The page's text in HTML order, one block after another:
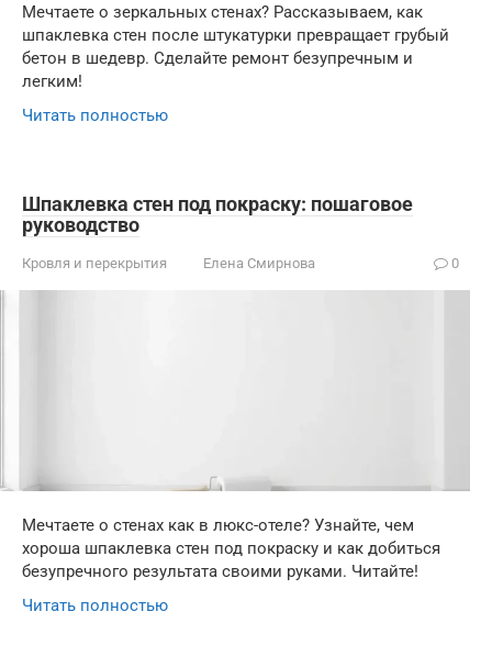
Мечтаете о зеркальных стенах? Рассказываем, как
шпаклевка стен после штукатурки превращает грубый
бетон в шедевр. Сделайте ремонт безупречным и
легким!
Читать полностью
Шпаклевка стен под покраску: пошаговое
руководство
Кровля и перекрытия Елена Смирнова 0
Мечтаете о стенах как в люкс-отеле? Узнайте, чем
хороша шпаклевка стен под покраску и как добиться
безупречного результата своими руками. Читайте!
Читать полностью